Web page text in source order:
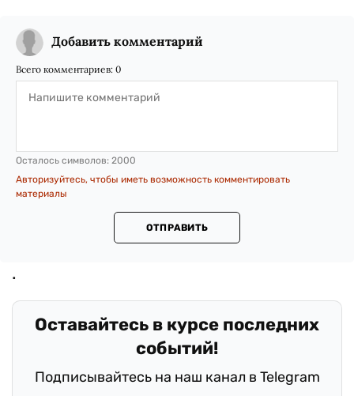
Добавить комментарий
Всего комментариев: 0
Осталось символов: 2000
Авторизуйтесь, чтобы иметь возможность комментировать
материалы
ОТПРАВИТЬ
Оставайтесь в курсе последних
событий!
Подписывайтесь на наш канал в Telegram